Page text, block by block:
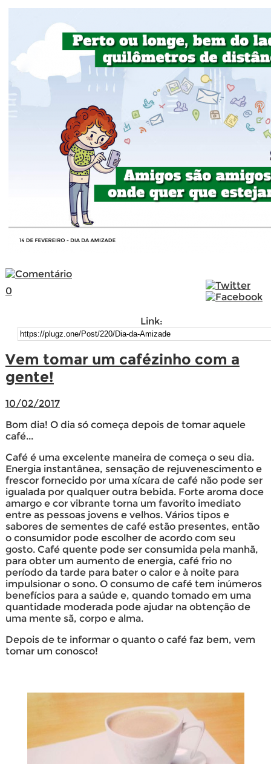
0
Link:
Vem tomar um cafézinho com a
gente!
10/02/2017
Bom dia! O dia só começa depois de tomar aquele
café...
Café é uma excelente maneira de começa o seu dia.
Energia instantânea, sensação de rejuvenescimento e
frescor fornecido por uma xícara de café não pode ser
igualada por qualquer outra bebida. Forte aroma doce
amargo e cor vibrante torna um favorito imediato
entre as pessoas jovens e velhos. Vários tipos e
sabores de sementes de café estão presentes, então
o consumidor pode escolher de acordo com seu
gosto. Café quente pode ser consumida pela manhã,
para obter um aumento de energia, café frio no
período da tarde para bater o calor e à noite para
impulsionar o sono. O consumo de café tem inúmeros
benefícios para a saúde e, quando tomado em uma
quantidade moderada pode ajudar na obtenção de
uma mente sã, corpo e alma.
Depois de te informar o quanto o café faz bem, vem
tomar um conosco!